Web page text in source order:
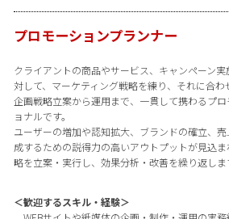
プロモーションプランナー
クライアントの商品やサービス、キャンペーン
対して、マーケティング戦略を練り、それに合わ
企画戦略立案から運用まで、一貫して携わるプ
ョナルです。
ユーザーの増加や認知拡大、ブランドの確立、
成するための説得力の高いアウトプットが見込
略を立案・実行し、効果分析・改善を繰り返しま
＜歓迎するスキル・経験＞